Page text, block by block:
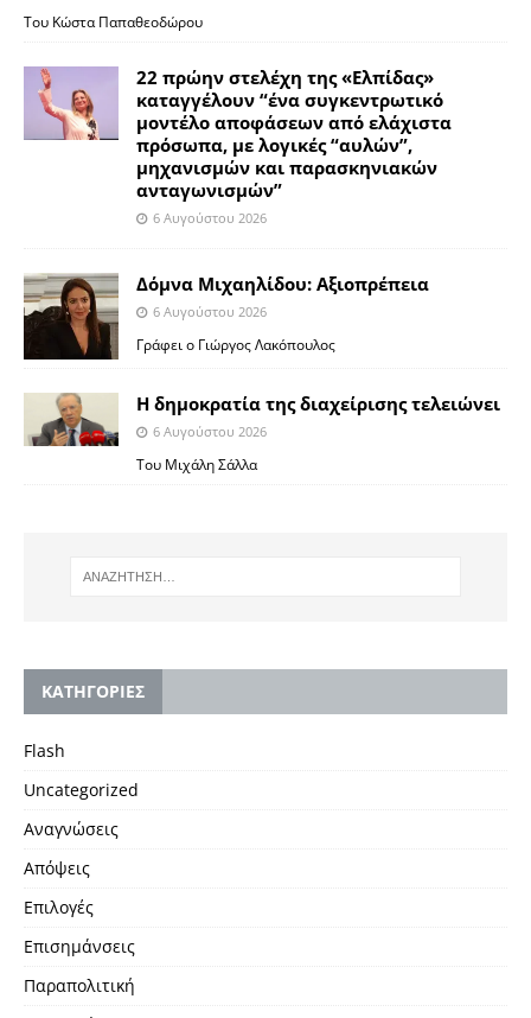
Του Κώστα Παπαθεοδώρου
22 πρώην στελέχη της «Ελπίδας»
καταγγέλουν “ένα συγκεντρωτικό
μοντέλο αποφάσεων από ελάχιστα
πρόσωπα, με λογικές “αυλών”,
μηχανισμών και παρασκηνιακών
ανταγωνισμών”
6 Αυγούστου 2026
Δόμνα Μιχαηλίδου: Αξιοπρέπεια
6 Αυγούστου 2026
Γράφει ο Γιώργος Λακόπουλος
Η δημοκρατία της διαχείρισης τελειώνει
6 Αυγούστου 2026
Του Μιχάλη Σάλλα
KΑΤΗΓΟΡΙΕΣ
Flash
Uncategorized
Αναγνώσεις
Απόψεις
Επιλογές
Επισημάνσεις
Παραπολιτική